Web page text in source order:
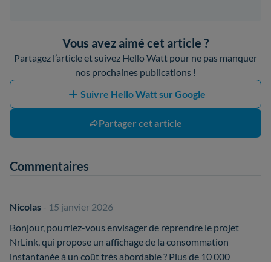
Vous avez aimé cet article ?
Partagez l’article et suivez Hello Watt pour ne pas manquer
nos prochaines publications !
Suivre Hello Watt sur Google
Partager cet article
Commentaires
Nicolas - 15 janvier 2026
Bonjour, pourriez-vous envisager de reprendre le projet
NrLink, qui propose un affichage de la consommation
instantanée à un coût très abordable ? Plus de 10 000